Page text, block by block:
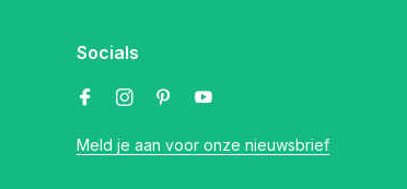
Socials
Meld je aan voor onze nieuwsbrief